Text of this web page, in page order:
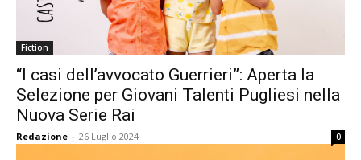
Fiction
“I casi dell’avvocato Guerrieri”: Aperta la
Selezione per Giovani Talenti Pugliesi nella
Nuova Serie Rai
Redazione - 26 Luglio 2024 0